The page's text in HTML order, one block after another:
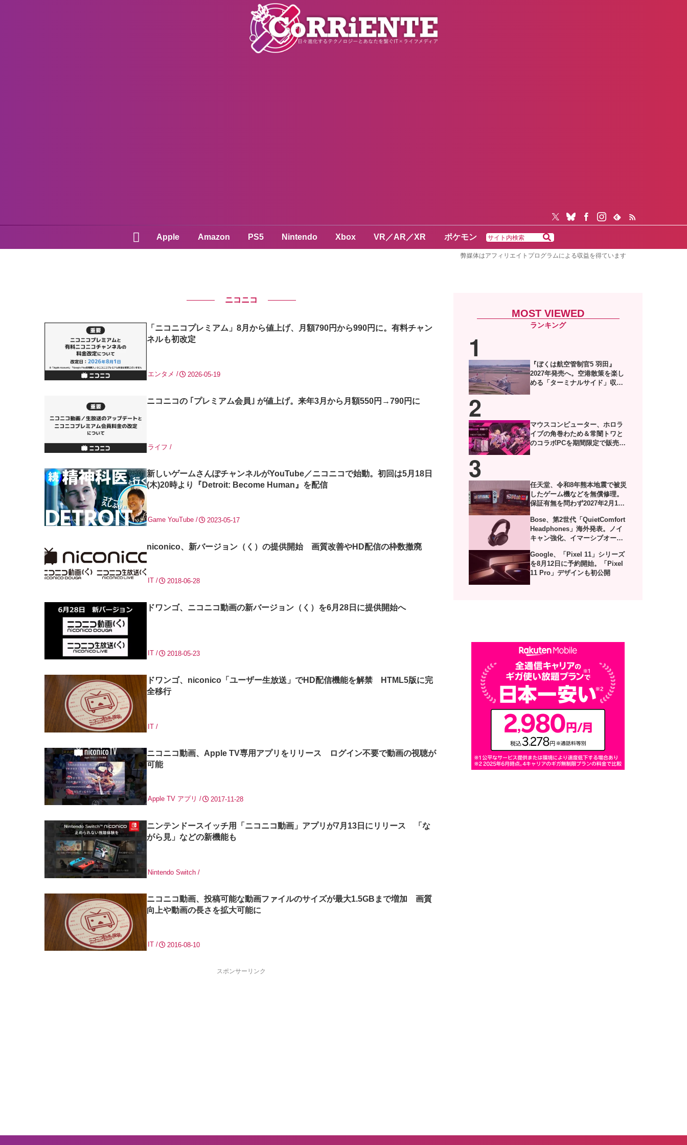
Apple Amazon PS5 Nintendo Xbox VR／AR／XR ポケモン
弊媒体はアフィリエイトプログラムによる収益を得ています
ニコニコ
「ニコニコプレミアム」8月から値上げ、月額790円から990円に。有料チャン
ネルも初改定
2026-05-19
エンタメ
ニコニコの ｢プレミアム会員｣ が値上げ。来年3月から月額550円→790円に
ライフ
新しいゲームさんぽチャンネルがYouTube／ニコニコで始動。初回は5月18日
(木)20時より『Detroit: Become Human』を配信
2023-05-17
Game YouTube
niconico、新バージョン（く）の提供開始 画質改善やHD配信の枠数撤廃
2018-06-28
IT
ドワンゴ、ニコニコ動画の新バージョン（く）を6月28日に提供開始へ
2018-05-23
IT
ドワンゴ、niconico「ユーザー生放送」でHD配信機能を解禁 HTML5版に完
全移行
IT
ニコニコ動画、Apple TV専用アプリをリリース ログイン不要で動画の視聴が
可能
2017-11-28
Apple TV アプリ
ニンテンドースイッチ用「ニコニコ動画」アプリが7月13日にリリース 「な
がら見」などの新機能も
Nintendo Switch
ニコニコ動画、投稿可能な動画ファイルのサイズが最大1.5GBまで増加 画質
向上や動画の長さを拡大可能に
2016-08-10
IT
スポンサーリンク
MOST VIEWED
『ぼくは航空管制官5 羽田』
2027年発売へ。空港散策を楽し
める「ターミナルサイド」収録
マウスコンピューター、ホロラ
イブの角巻わため＆常闇トワと
のコラボPCを期間限定で販売。
任天堂、令和8年熊本地震で被災
したゲーム機などを無償修理。
保証有無を問わず2027年2月1日
Bose、第2世代「QuietComfort
Headphones」海外発表。ノイ
キャン強化、イマーシブオーデ
Google、「Pixel 11」シリーズ
を8月12日に予約開始。「Pixel
11 Pro」デザインも初公開